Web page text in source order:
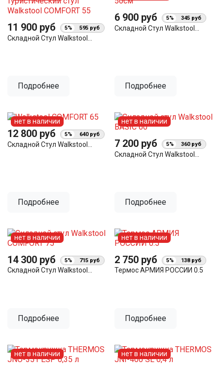
11 900 руб 5% 595 руб
Складной Стул Walkstool...
Подробнее
6 900 руб 5% 345 руб
Складной Стул Walkstool...
Подробнее
12 800 руб 5% 640 руб
Складной Стул Walkstool...
Подробнее
нет в наличии
7 200 руб 5% 360 руб
Складной Стул Walkstool...
Подробнее
нет в наличии
14 300 руб 5% 715 руб
Складной Стул Walkstool...
Подробнее
нет в наличии
2 750 руб 5% 138 руб
Термос АРМИЯ РОССИИ 0.5
Подробнее
нет в наличии
нет в наличии нет в наличии